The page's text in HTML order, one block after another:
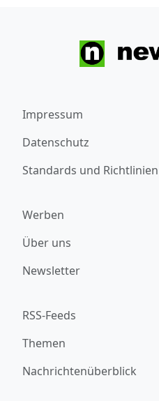
Impressum
Datenschutz
Standards und Richtlinien
Werben
Über uns
Newsletter
RSS-Feeds
Themen
Nachrichtenüberblick